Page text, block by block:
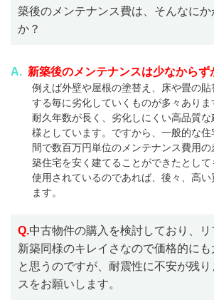
築後のメンテナンス費は、そんなにか
か？
A. 新築後のメンテナンスは少なからず
例えば外壁や屋根の塗替え、床や畳の
する毎に劣化していくものが多々あり
耐久年数が長く、劣化しにくい高品質
様としています。ですから、一般的な
間で数百万円単位のメンテナンス費用
築住宅を安く建てることができたとし
使用されているのであれば、後々、高
ます。
Q.中古物件の購入を検討しており、
新築同様のキレイさなので価格的に
と思うのですが、耐震性に不安が残り
スをお願いします。